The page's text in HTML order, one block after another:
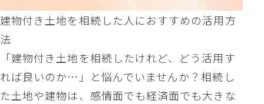
建物付き土地を相続した人におすすめの活用方
法
「建物付き土地を相続したけれど、どう活用す
れば良いのか…」と悩んでいませんか？相続し
た土地や建物は、感情面でも経済面でも大きな